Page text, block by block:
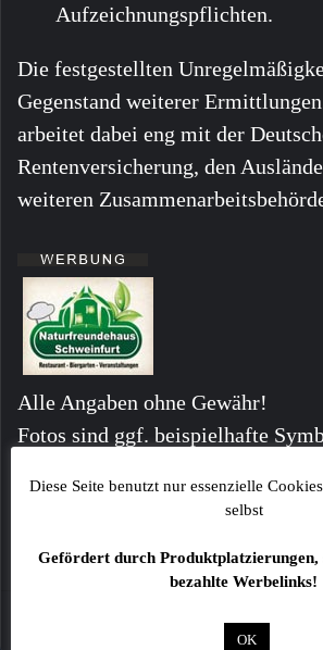
Aufzeichnungspflichten.
Die festgestellten
Gegenstand weiterer
arbeitet dabei eng mit der
Rentenversicherung, den
weiteren
Alle Angaben ohne Gewähr!
Fotos sind ggf. beispielhafte
Meinung der Redaktion dar!
Diese Seite benutzt nur essenzielle
selbst
Gefördert durch Produktplatzierungen,
bezahlte Werbelinks!
OK